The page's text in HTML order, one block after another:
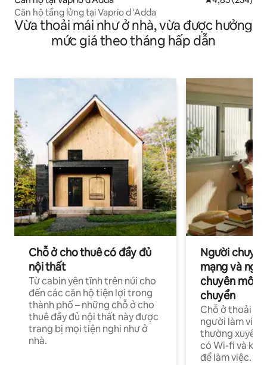
Căn hộ tầng lửng tại Vaprio d 'Adda
Vừa thoải mái như ở nhà, vừa được hưởng
mức giá theo tháng hấp dẫn
Chỗ ở cho thuê có đầy đủ
nội thất
Từ cabin yên tĩnh trên núi cho
đến các căn hộ tiện lợi trong
thành phố – những chỗ ở cho
thuê đầy đủ nội thất này được
trang bị mọi tiện nghi như ở
nhà.
Người
mạng và
chuyên môn
chuyển
Chỗ ở thoải
người làm việc
thường xuyên
có Wi-fi và
để làm việc.